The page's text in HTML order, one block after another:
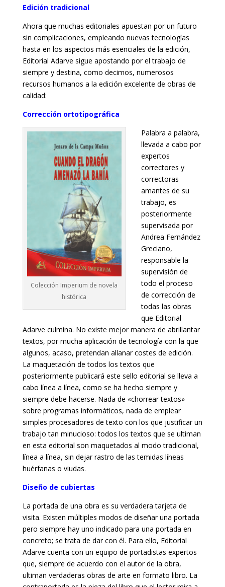
Edición tradicional
Ahora que muchas editoriales apuestan por un futuro
sin complicaciones, empleando nuevas tecnologías
hasta en los aspectos más esenciales de la edición,
Editorial Adarve sigue apostando por el trabajo de
siempre y destina, como decimos, numerosos
recursos humanos a la edición excelente de obras de
calidad:
Corrección ortotipográfica
Colección Imperium de novela
histórica
Palabra a palabra,
llevada a cabo por
expertos
correctores y
correctoras
amantes de su
trabajo, es
posteriormente
supervisada por
Andrea Fernández
Greciano,
responsable la
supervisión de
todo el proceso
de corrección de
todas las obras
que Editorial
Adarve culmina. No existe mejor manera de abrillantar
textos, por mucha aplicación de tecnología con la que
algunos, acaso, pretendan allanar costes de edición.
La maquetación de todos los textos que
posteriormente publicará este sello editorial se lleva a
cabo línea a línea, como se ha hecho siempre y
siempre debe hacerse. Nada de «chorrear textos»
sobre programas informáticos, nada de emplear
simples procesadores de texto con los que justificar un
trabajo tan minucioso: todos los textos que se ultiman
en esta editorial son maquetados al modo tradicional,
línea a línea, sin dejar rastro de las temidas líneas
huérfanas o viudas.
Diseño de cubiertas
La portada de una obra es su verdadera tarjeta de
visita. Existen múltiples modos de diseñar una portada
pero siempre hay uno indicado para una portada en
concreto; se trata de dar con él. Para ello, Editorial
Adarve cuenta con un equipo de portadistas expertos
que, siempre de acuerdo con el autor de la obra,
ultiman verdaderas obras de arte en formato libro. La